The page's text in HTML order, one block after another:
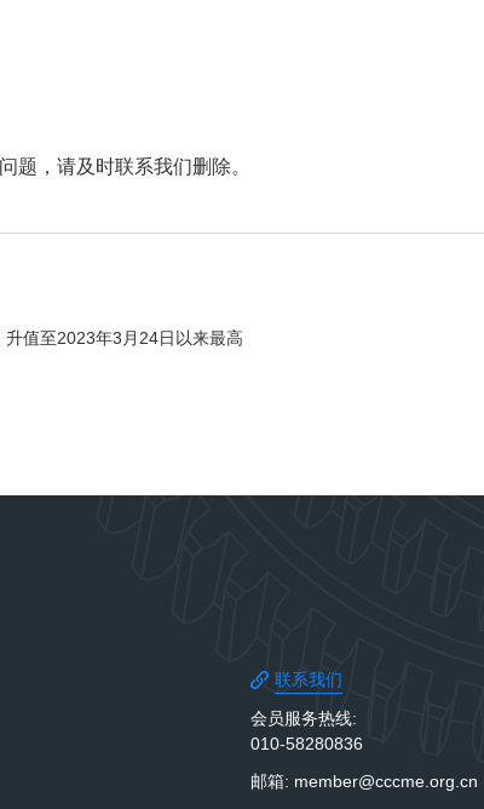
题，请及时联系我们删除。
值至2023年3月24日以来最高
联系我们
会员服务热线:
010-58280836
邮箱: member@cccme.org.cn